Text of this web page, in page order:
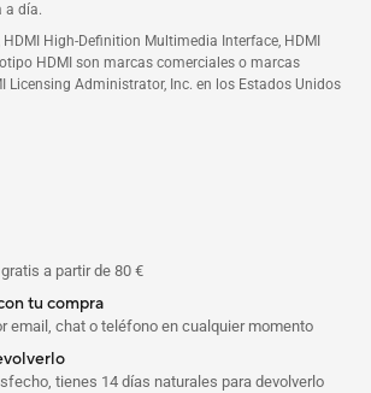
a día.
HDMI High-Definition Multimedia Interface, HDMI
HDMI son marcas comerciales o marcas
Licensing Administrator, Inc. en los Estados Unidos
a partir de 80 €
tu compra
email, chat o teléfono en cualquier momento
tienes 14 días naturales para devolverlo